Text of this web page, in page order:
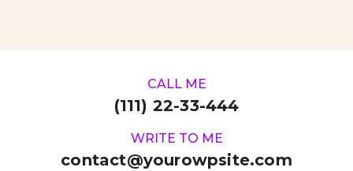
CALL ME
(111) 22-33-444
WRITE TO ME
contact@yourowpsite.com